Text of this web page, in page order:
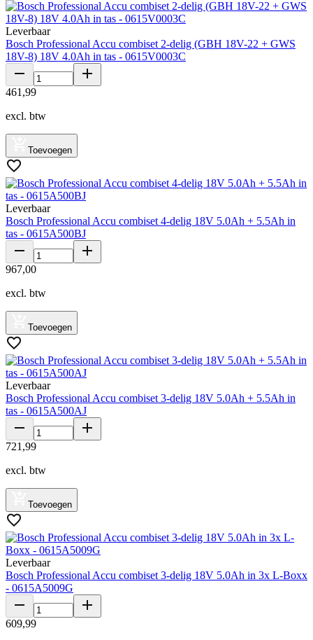
Leverbaar
Bosch Professional Accu combiset 2-delig (GBH 18V-22 + GWS
18V-8) 18V 4.0Ah in tas - 0615V0003C
461 ,99
excl. btw
Toevoegen
Leverbaar
Bosch Professional Accu combiset 4-delig 18V 5.0Ah + 5.5Ah in
tas - 0615A500BJ
967,00
excl. btw
Toevoegen
Leverbaar
Bosch Professional Accu combiset 3-delig 18V 5.0Ah + 5.5Ah in
tas - 0615A500AJ
721 ,99
excl. btw
Toevoegen
Leverbaar
Bosch Professional Accu combiset 3-delig 18V 5.0Ah in 3x L-Boxx
- 0615A5009G
609,99